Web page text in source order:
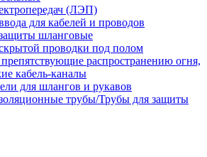
(ЛЭП)
для кабелей и проводов
шланговые
проводки под полом
распространению огня,
кабель-каналы
для шлангов и рукавов
трубы/Трубы для защиты